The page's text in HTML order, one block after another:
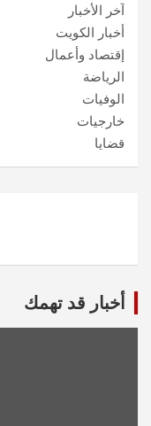
آخر الأخبار
أخبار الكويت
إقتصاد وأعمال
الرياضة
الوفيات
خارجيات
قضايا
أخبار قد تهمك